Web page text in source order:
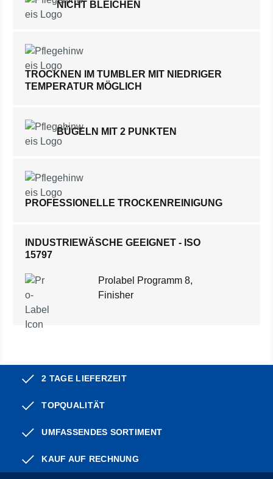
NICHT BLEICHEN
TROCKNEN IM TUMBLER MIT NIEDRIGER
TEMPERATUR MÖGLICH
BÜGELN MIT 2 PUNKTEN
PROFESSIONELLE TROCKENREINIGUNG
INDUSTRIEWÄSCHE GEEIGNET - ISO
15797
Prolabel Programm 8,
Finisher
2 TAGE LIEFERZEIT
TOPQUALITÄT
UMFASSENDES SORTIMENT
KAUF AUF RECHNUNG